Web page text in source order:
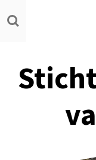
Ga
direct
hoofdinhoud